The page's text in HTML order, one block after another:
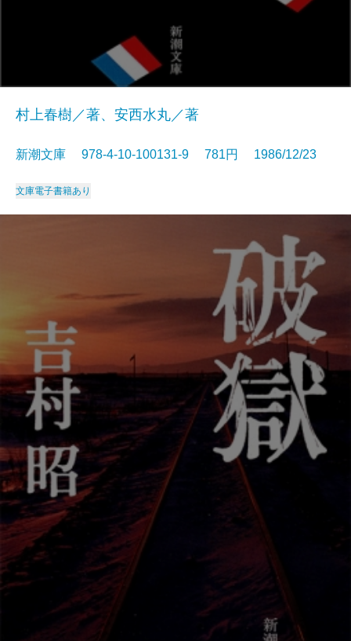
村上春樹／著、安西水丸／著
新潮文庫 978-4-10-100131-9 781円 1986/12/23
文庫電子書籍あり